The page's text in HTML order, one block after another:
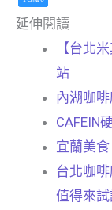
延伸閱讀
【台北
站
內湖咖
CAFEIN
宜蘭美
台北咖
值得來